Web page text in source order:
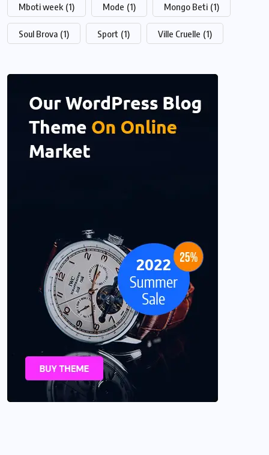
Mboti week (1) Mode (1) Mongo Beti (1)
Soul Brova (1) Sport (1) Ville Cruelle (1)